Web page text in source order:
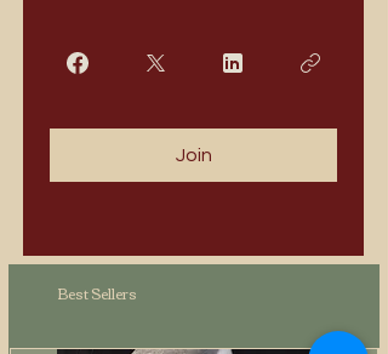
Join
Best Sellers